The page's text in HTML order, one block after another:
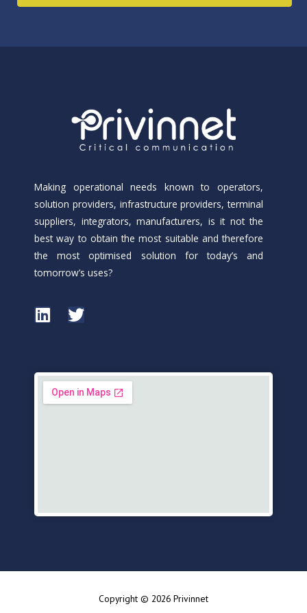
Making operational needs known to operators,
solution providers, infrastructure providers, terminal
suppliers, integrators, manufacturers, is it not the
best way to obtain the most suitable and therefore
the most optimised solution for today’s and
tomorrow’s uses?
Copyright © 2026 Privinnet